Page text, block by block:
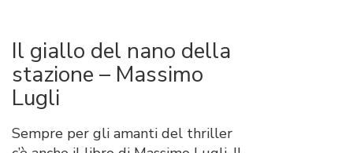
Il giallo del nano della
stazione – Massimo
Lugli
Sempre per gli amanti del thriller